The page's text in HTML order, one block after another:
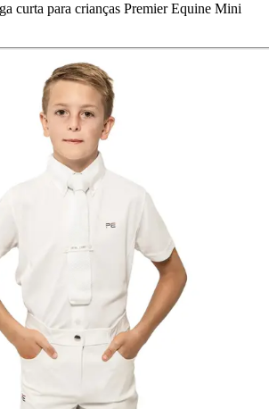
curta para crianças Premier Equine Mini